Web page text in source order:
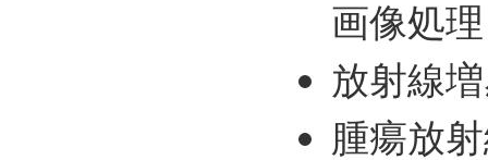
画像処理
放射線
腫瘍放